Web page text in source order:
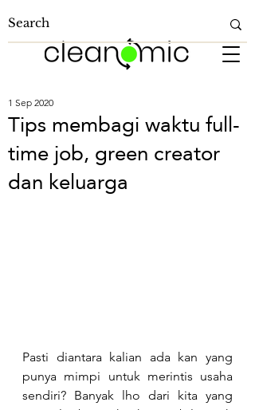
Tips membagi waktu full-
time job, green creator
dan keluarga
1 Sep 2020
Pasti diantara kalian ada kan yang
punya mimpi untuk merintis usaha
sendiri? Banyak lho dari kita yang